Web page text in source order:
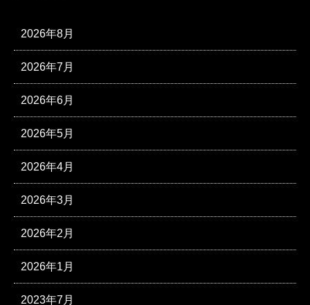
2026年8月
2026年7月
2026年6月
2026年5月
2026年4月
2026年3月
2026年2月
2026年1月
2023年7月